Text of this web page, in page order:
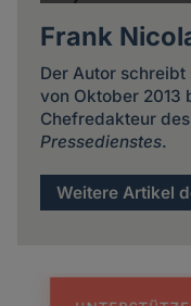
Frank
Der Autor
von Oktober 2013
Chefredakteur des
Pressedienstes.
Weitere Artikel